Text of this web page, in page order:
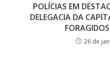
POLÍCIAS EM
DELEGACIA DA
26 de